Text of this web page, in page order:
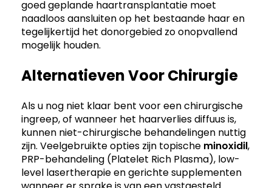
goed geplande haartransplantatie moet
naadloos aansluiten op het bestaande haar en
tegelijkertijd het donorgebied zo onopvallend
mogelijk houden.
Alternatieven Voor Chirurgie
Als u nog niet klaar bent voor een chirurgische
ingreep, of wanneer het haarverlies diffuus is,
kunnen niet-chirurgische behandelingen nuttig
zijn. Veelgebruikte opties zijn topische minoxidil,
PRP-behandeling (Platelet Rich Plasma), low-
level lasertherapie en gerichte supplementen